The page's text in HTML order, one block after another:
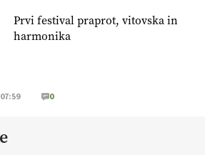
Prvi festival praprot, vitovska in
harmonika
0